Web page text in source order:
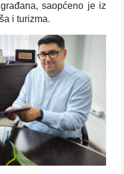
saopćeno je iz
i turizma.